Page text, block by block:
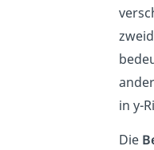
in y-
Die